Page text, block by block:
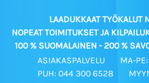
LAADUKKAAT TYÖKALUT
NOPEAT TOIMITUKSET JA
100 % SUOMALAINEN - 200 %
ASIAKASPALVELU
MA-
PUH: 044 300 6528